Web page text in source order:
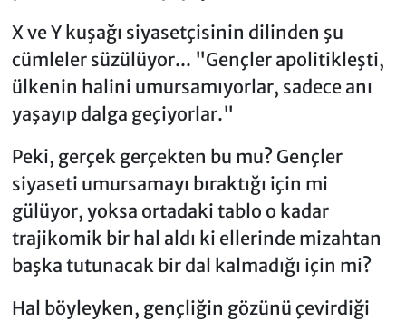
X ve Y kuşağı siyasetçisinin dilinden şu
cümleler süzülüyor... "Gençler apolitikleşti,
ülkenin halini umursamıyorlar, sadece anı
yaşayıp dalga geçiyorlar."
Peki, gerçek gerçekten bu mu? Gençler
siyaseti umursamayı bıraktığı için mi
gülüyor, yoksa ortadaki tablo o kadar
trajikomik bir hal aldı ki ellerinde mizahtan
başka tutunacak bir dal kalmadığı için mi?
Hal böyleyken, gençliğin gözünü çevirdiği